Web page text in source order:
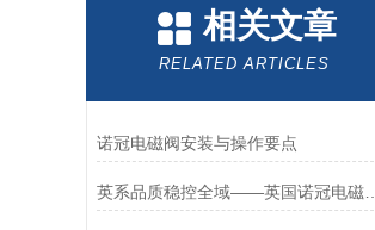
相关文章
RELATED ARTICLES
诺冠电磁阀安装与操作要点
英系品质稳控全域——英国诺冠电磁阀专属方案